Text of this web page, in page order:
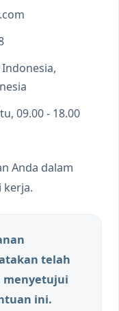
09.00 - 18.00
Anda dalam
kerja.
telah
menyetujui
ini.